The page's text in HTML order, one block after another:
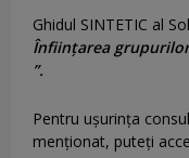
Ghidul SINTETIC al
Înființarea
”.
Pentru uşurinţa
menţionat, puteţi